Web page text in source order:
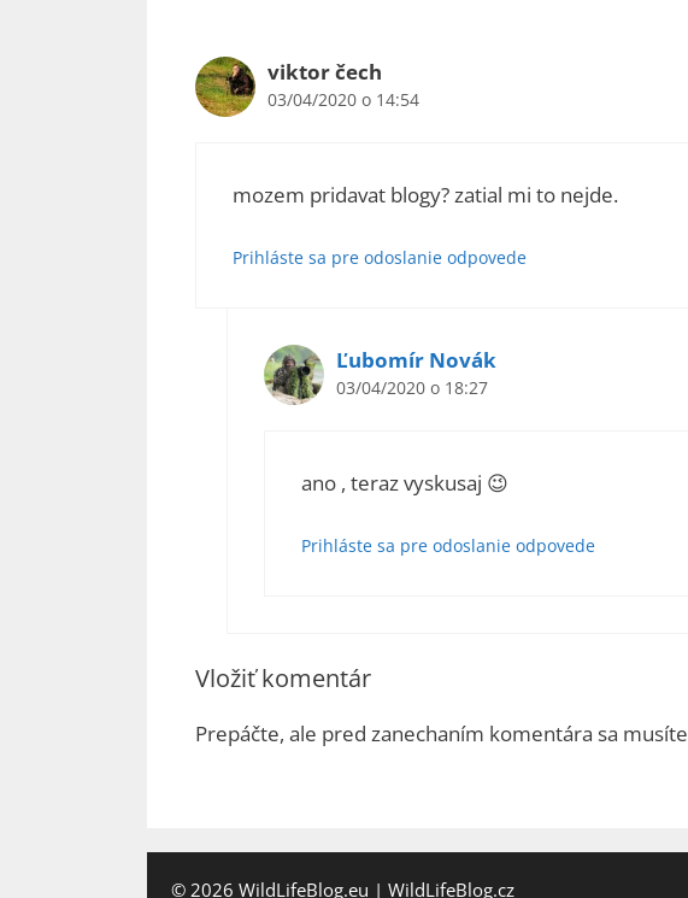
viktor čech
03/04/2020 o 14:54
mozem pridavat blogy? zatial mi to nejde.
Prihláste sa pre odoslanie odpovede
Ľubomír Novák
03/04/2020 o 18:27
ano , teraz vyskusaj 😉
Prihláste sa pre odoslanie odpovede
Vložiť komentár
Prepáčte, ale pred zanechaním komentára sa musíte
© 2026 WildLifeBlog.eu | WildLifeBlog.cz